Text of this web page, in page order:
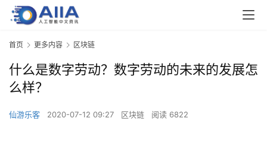
首页 更多内容 区块链
什么是数字劳动？数字劳动的未来的发展怎
么样？
仙游乐客 2020-07-12 09:27 区块链 阅读 6822